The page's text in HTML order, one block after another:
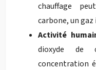
chauffage
carbone, un
Activité
dioxyde de
concentration